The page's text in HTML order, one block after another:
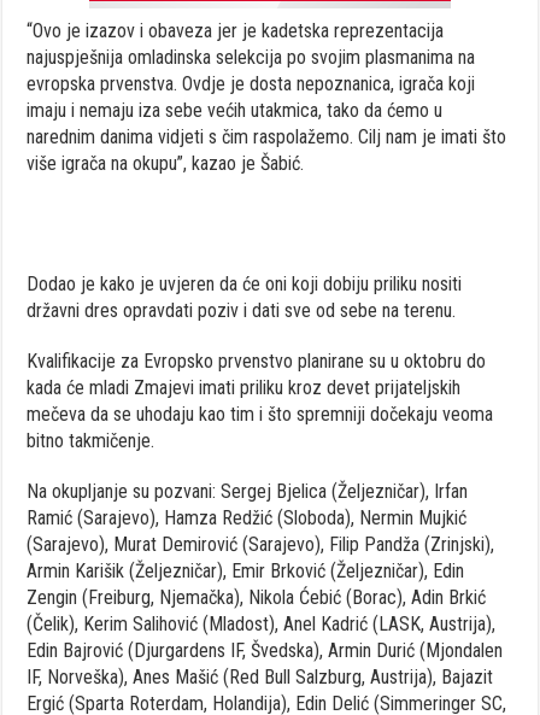
“Ovo je izazov i obaveza jer je kadetska reprezentacija
najuspješnija omladinska selekcija po svojim plasmanima na
evropska prvenstva. Ovdje je dosta nepoznanica, igrača koji
imaju i nemaju iza sebe većih utakmica, tako da ćemo u
narednim danima vidjeti s čim raspolažemo. Cilj nam je imati što
više igrača na okupu”, kazao je Šabić.
Dodao je kako je uvjeren da će oni koji dobiju priliku nositi
državni dres opravdati poziv i dati sve od sebe na terenu.
Kvalifikacije za Evropsko prvenstvo planirane su u oktobru do
kada će mladi Zmajevi imati priliku kroz devet prijateljskih
mečeva da se uhodaju kao tim i što spremniji dočekaju veoma
bitno takmičenje.
Na okupljanje su pozvani: Sergej Bjelica (Željezničar), Irfan
Ramić (Sarajevo), Hamza Redžić (Sloboda), Nermin Mujkić
(Sarajevo), Murat Demirović (Sarajevo), Filip Pandža (Zrinjski),
Armin Karišik (Željezničar), Emir Brković (Željezničar), Edin
Zengin (Freiburg, Njemačka), Nikola Ćebić (Borac), Adin Brkić
(Čelik), Kerim Salihović (Mladost), Anel Kadrić (LASK, Austrija),
Edin Bajrović (Djurgardens IF, Švedska), Armin Durić (Mjondalen
IF, Norveška), Anes Mašić (Red Bull Salzburg, Austrija), Bajazit
Ergić (Sparta Roterdam, Holandija), Edin Delić (Simmeringer SC,